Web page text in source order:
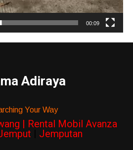
00:09
Adiraya
Your Way
| Rental Mobil Avanza
Jemputan